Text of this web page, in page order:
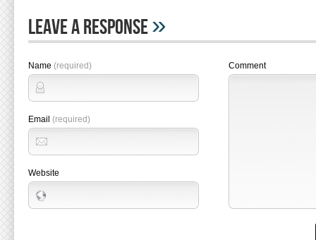
Leave A Response»
Name (required)
Email (required)
Website
Comment